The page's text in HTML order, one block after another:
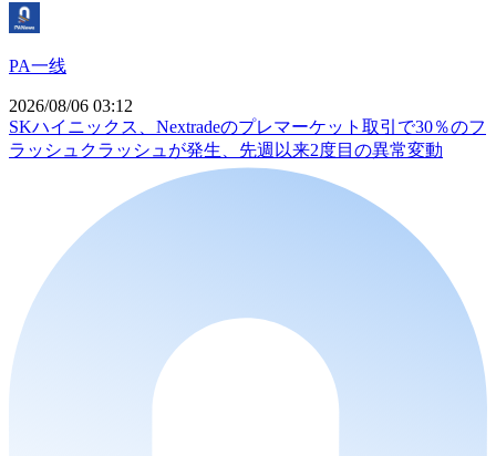
PA一线
2026/08/06 03:12
SKハイニックス、Nextradeのプレマーケット取引で30％のフ
ラッシュクラッシュが発生、先週以来2度目の異常変動